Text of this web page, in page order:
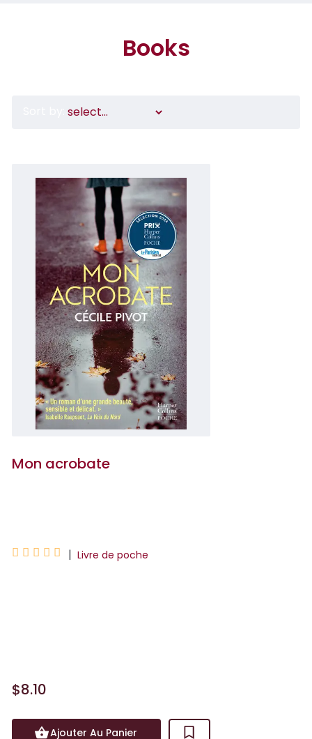
Books
Mon acrobate
     | Livre de poche
$8.10
Ajouter Au Panier